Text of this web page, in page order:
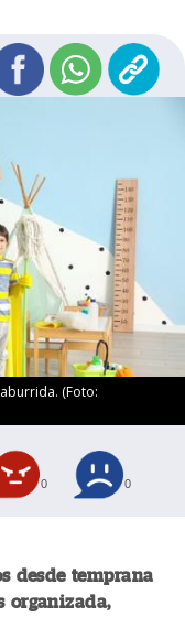
(Foto:
0 0
desde temprana
organizada,